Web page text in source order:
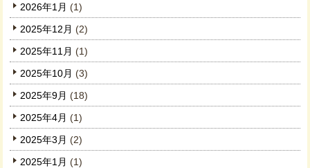
2026年1月 (1)
2025年12月 (2)
2025年11月 (1)
2025年10月 (3)
2025年9月 (18)
2025年4月 (1)
2025年3月 (2)
2025年1月 (1)